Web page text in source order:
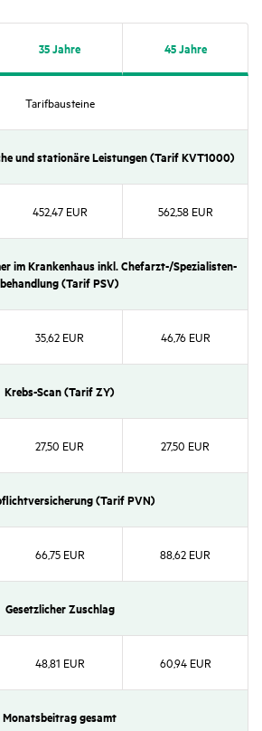
35 Jahre 45 Jahre
Tarif­bau­steine
und statio­näre Leis­tungen (Tarif KVT1000)
452,47 EUR 562,58 EUR
im Kran­ken­haus inkl. Chef­arzt-/​Spezia­lis­ten­
be­hand­lung (Tarif PSV)
35,62 EUR 46,76 EUR
Krebs-Scan (Tarif ZY)
27,50 EUR 27,50 EUR
(Tarif PVN)
66,75 EUR 88,62 EUR
Gesetz­li­cher Zuschlag
48,81 EUR 60,94 EUR
Monats­bei­trag gesamt